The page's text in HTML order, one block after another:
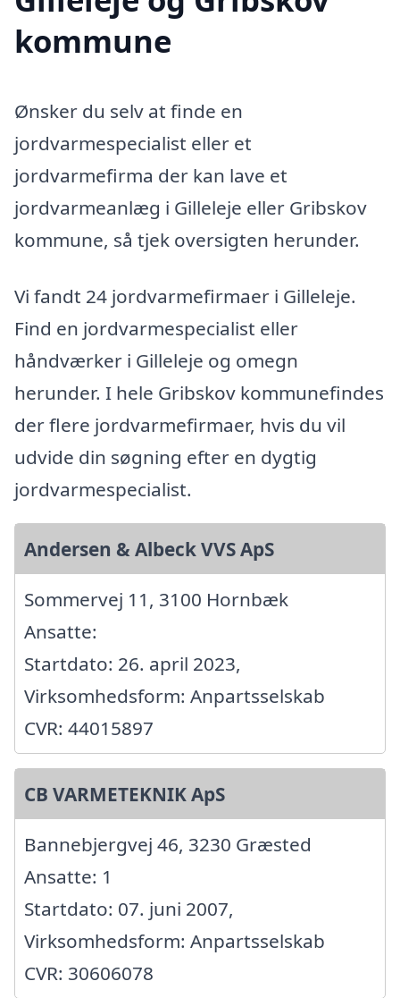
kommune
Ønsker du selv at finde en
jordvarmespecialist eller et
jordvarmefirma der kan lave et
jordvarmeanlæg i Gilleleje eller Gribskov
kommune, så tjek oversigten herunder.
Vi fandt 24 jordvarmefirmaer i Gilleleje.
Find en jordvarmespecialist eller
håndværker i Gilleleje og omegn
herunder. I hele Gribskov kommunefindes
der flere jordvarmefirmaer, hvis du vil
udvide din søgning efter en dygtig
jordvarmespecialist.
Andersen & Albeck VVS ApS
Sommervej 11, 3100 Hornbæk
Ansatte:
Startdato: 26. april 2023,
Virksomhedsform: Anpartsselskab
CVR: 44015897
CB VARMETEKNIK ApS
Bannebjergvej 46, 3230 Græsted
Ansatte: 1
Startdato: 07. juni 2007,
Virksomhedsform: Anpartsselskab
CVR: 30606078